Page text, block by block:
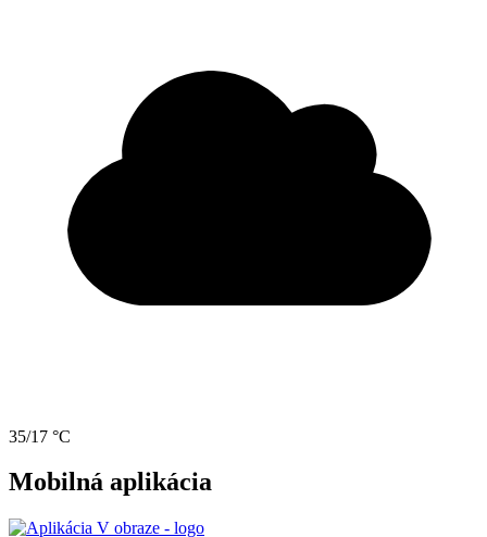
35/17 °C
Mobilná aplikácia